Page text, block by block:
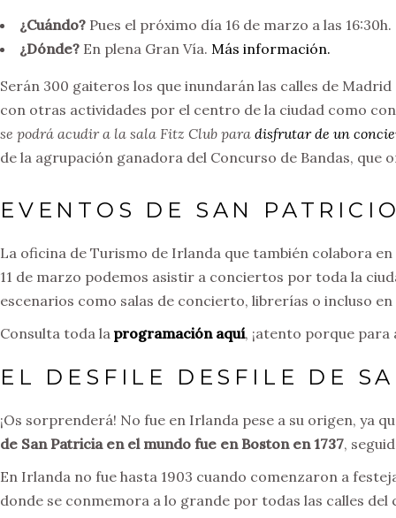
¿Cuándo? Pues el próximo día 16 de marzo a las 16:30h.
¿Dónde? En plena Gran Vía. Más información.
Serán 300 gaiteros los que inundarán las calles de
con otras actividades por el centro de la ciudad como
se podrá acudir a la sala Fitz Club para disfrutar de un
de la agrupación ganadora del Concurso de Bandas, que
EVENTOS DE SAN
La oficina de Turismo de Irlanda que también colabora
11 de marzo podemos asistir a conciertos por toda la
escenarios como salas de concierto, librerías o incluso
Consulta toda la programación aquí, ¡atento porque
EL DESFILE DESFILE DE
¡Os sorprenderá! No fue en Irlanda pese a su origen, ya
de San Patricia en el mundo fue en Boston en 1737,
En Irlanda no fue hasta 1903 cuando comenzaron a
donde se conmemora a lo grande por todas las calles